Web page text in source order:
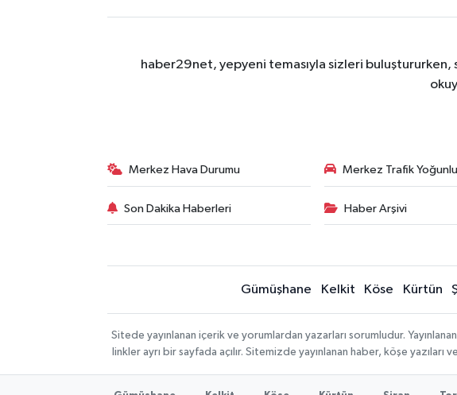
haber29net, yepyeni temasıyla sizleri
Merkez Hava Durumu Merkez Trafik
Son Dakika Haberleri Haber Arşivi
Gümüşhane Kelkit Köse Kürtün
Sitede yayınlanan içerik ve yorumlardan yazarları sorumludur.
linkler ayrı bir sayfada açılır. Sitemizde yayınlanan haber, köşe